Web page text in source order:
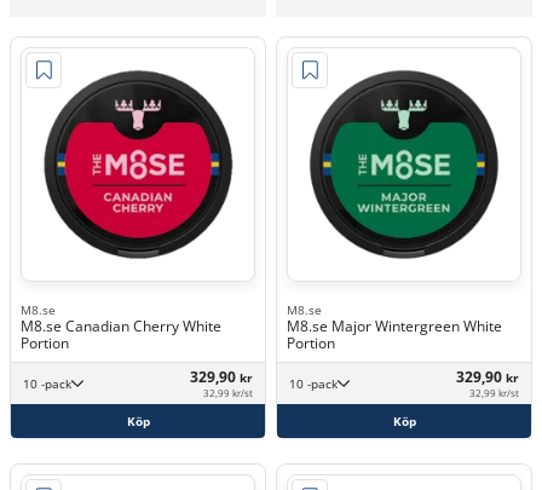
M8.se
M8.se Canadian Cherry White
Portion
10 -pack 329,90 kr
32,99 kr/st
Köp
M8.se
M8.se Major Wintergreen White
Portion
10 -pack 329,90 kr
32,99 kr/st
Köp